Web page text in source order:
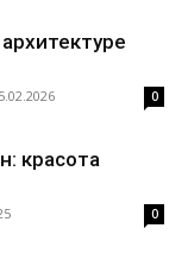
0
красота
0